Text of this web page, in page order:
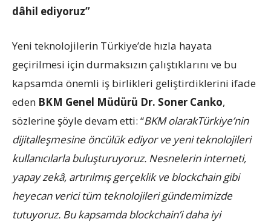
dâhil ediyoruz”
Yeni teknolojilerin Türkiye’de hızla hayata
geçirilmesi için durmaksızın çalıştıklarını ve bu
kapsamda önemli iş birlikleri geliştirdiklerini ifade
eden BKM Genel Müdürü Dr. Soner Canko,
sözlerine şöyle devam etti: “BKM olarakTürkiye’nin
dijitalleşmesine öncülük ediyor ve yeni teknolojileri
kullanıcılarla buluşturuyoruz. Nesnelerin interneti,
yapay zekâ, artırılmış gerçeklik ve blockchain gibi
heyecan verici tüm teknolojileri gündemimizde
tutuyoruz. Bu kapsamda blockchain’i daha iyi